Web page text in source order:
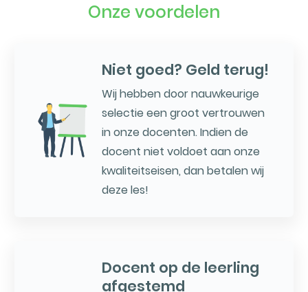
Onze voordelen
Niet goed? Geld terug!
Wij hebben door nauwkeurige
selectie een groot vertrouwen
in onze docenten. Indien de
docent niet voldoet aan onze
kwaliteitseisen, dan betalen wij
deze les!
Docent op de leerling
afgestemd